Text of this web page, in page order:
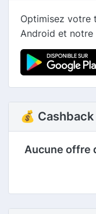
Optimisez votre
Android et notre
💰
Aucune offre